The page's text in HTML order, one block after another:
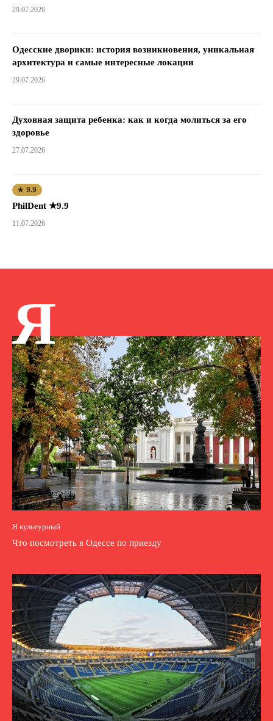
29.07.2026
Одесские дворики: история возникновения, уникальная
архитектура и самые интересные локации
29.07.2026
Духовная защита ребенка: как и когда молиться за его
здоровье
27.07.2026
★ 9.9
PhilDent ★9.9
11.07.2026
Я
Я культурный
Что посмотреть в Одессе по приезду